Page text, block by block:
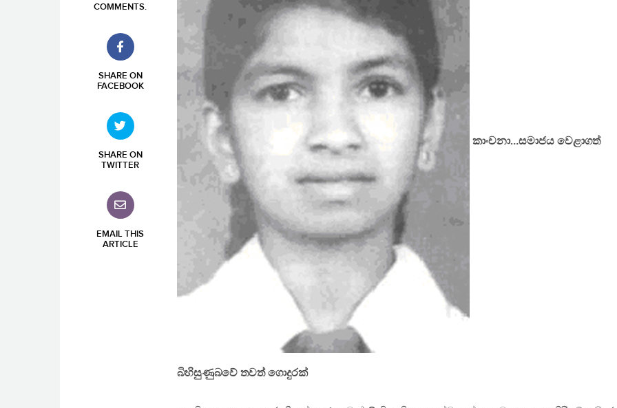
COMMENTS.
SHARE ON
FACEBOOK
SHARE ON
TWITTER
EMAIL THIS
ARTICLE
කාංචනා…සමාජය වෙළාගත්
බිහිසුණුබවේ තවත් ගොදුරක්